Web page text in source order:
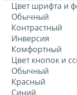
Цвет шрифта и
Обычный
Контрастный
Инверсия
Комфортный
Цвет кнопок и
Обычный
Красный
Синий